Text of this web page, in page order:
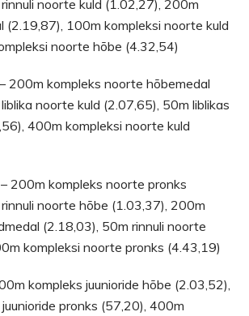
noorte kuld (1.02,27), 200m
(2.19,87), 100m kompleksi noorte kuld
noorte hõbe (4.32,54)
– 200m kompleks noorte hõbemedal
noorte kuld (2.07,65), 50m liblikas
400m kompleksi noorte kuld
– 200m kompleks noorte pronks
noorte hõbe (1.03,37), 200m
(2.18,03), 50m rinnuli noorte
kompleksi noorte pronks (4.43,19)
kompleks juunioride hõbe (2.03,52),
pronks (57,20), 400m